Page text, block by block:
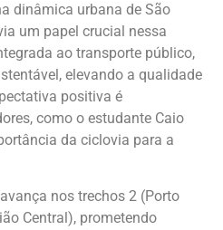
dinâmica urbana de São
um papel crucial nessa
ao transporte público,
elevando a qualidade
positiva é
como o estudante Caio
da ciclovia para a
nos trechos 2 (Porto
Central), prometendo